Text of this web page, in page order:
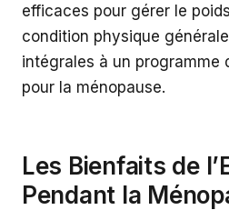
efficaces pour gérer le
condition physique
intégrales à un programme
pour la ménopause.
Les Bienfaits de
Pendant la